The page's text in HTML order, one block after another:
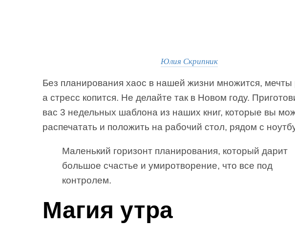
Юлия Скрипник
Без планирования хаос в нашей жизни множится, мечты
а стресс копится. Не делайте так в Новом году.
вас 3 недельных шаблона из наших книг, которые вы
распечатать и положить на рабочий стол, рядом с
Маленький горизонт планирования, который дарит
большое счастье и умиротворение, что все под
контролем.
Магия утра